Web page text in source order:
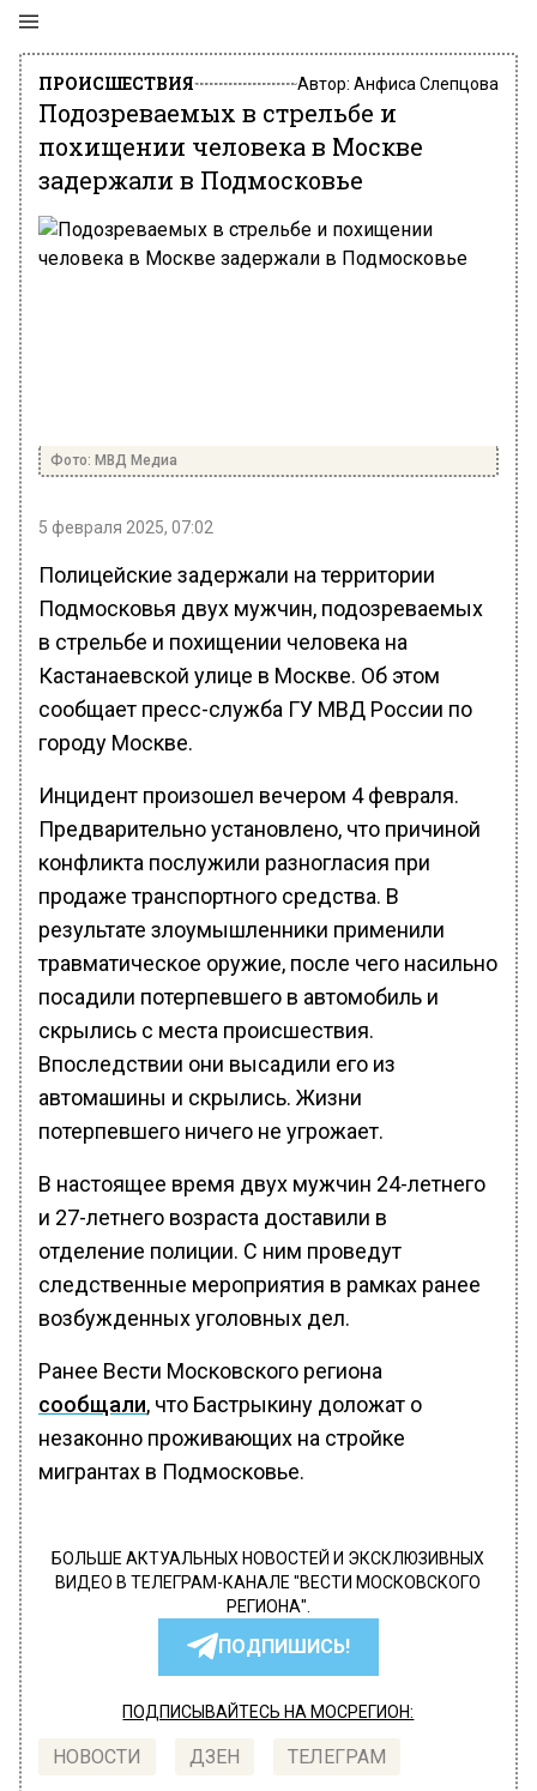
ПРОИСШЕСТВИЯ Автор: Анфиса Слепцова
Подозреваемых в стрельбе и
похищении человека в Москве
задержали в Подмосковье
Фото: МВД Медиа
5 февраля 2025, 07:02
Полицейские задержали на территории
Подмосковья двух мужчин, подозреваемых
в стрельбе и похищении человека на
Кастанаевской улице в Москве. Об этом
сообщает пресс-служба ГУ МВД России по
городу Москве.
Инцидент произошел вечером 4 февраля.
Предварительно установлено, что причиной
конфликта послужили разногласия при
продаже транспортного средства. В
результате злоумышленники применили
травматическое оружие, после чего насильно
посадили потерпевшего в автомобиль и
скрылись с места происшествия.
Впоследствии они высадили его из
автомашины и скрылись. Жизни
потерпевшего ничего не угрожает.
В настоящее время двух мужчин 24-летнего
и 27-летнего возраста доставили в
отделение полиции. С ним проведут
следственные мероприятия в рамках ранее
возбужденных уголовных дел.
Ранее Вести Московского региона
сообщали, что Бастрыкину доложат о
незаконно проживающих на стройке
мигрантах в Подмосковье.
БОЛЬШЕ АКТУАЛЬНЫХ НОВОСТЕЙ И ЭКСКЛЮЗИВНЫХ
ВИДЕО В ТЕЛЕГРАМ-КАНАЛЕ "ВЕСТИ МОСКОВСКОГО
РЕГИОНА".
ПОДПИШИСЬ!
ПОДПИСЫВАЙТЕСЬ НА МОСРЕГИОН:
НОВОСТИ ДЗЕН ТЕЛЕГРАМ